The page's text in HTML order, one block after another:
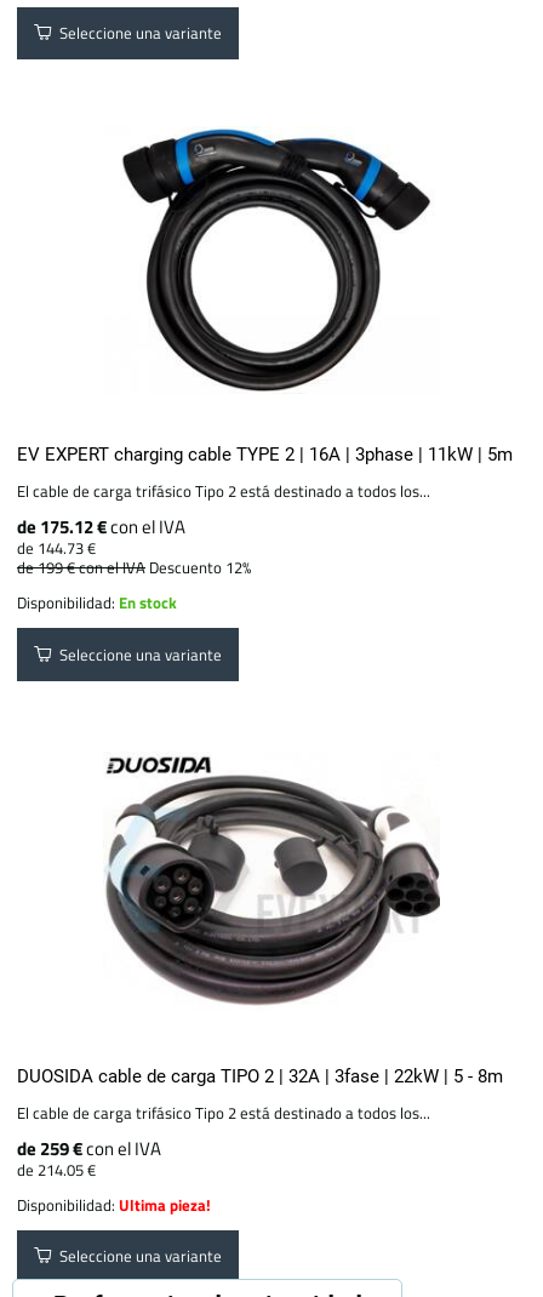
Seleccione una variante
EV EXPERT charging cable TYPE 2 | 16A | 3phase | 11kW | 5m
El cable de carga trifásico Tipo 2 está destinado a todos los...
de 175.12 €con el IVA
de 144.73 €
de 199 €con el IVA Descuento 12%
Disponibilidad: En stock
Seleccione una variante
DUOSIDA cable de carga TIPO 2 | 32A | 3fase | 22kW | 5 - 8m
El cable de carga trifásico Tipo 2 está destinado a todos los...
de 259 €con el IVA
de 214.05 €
Disponibilidad:Ultima pieza!
Seleccione una variante